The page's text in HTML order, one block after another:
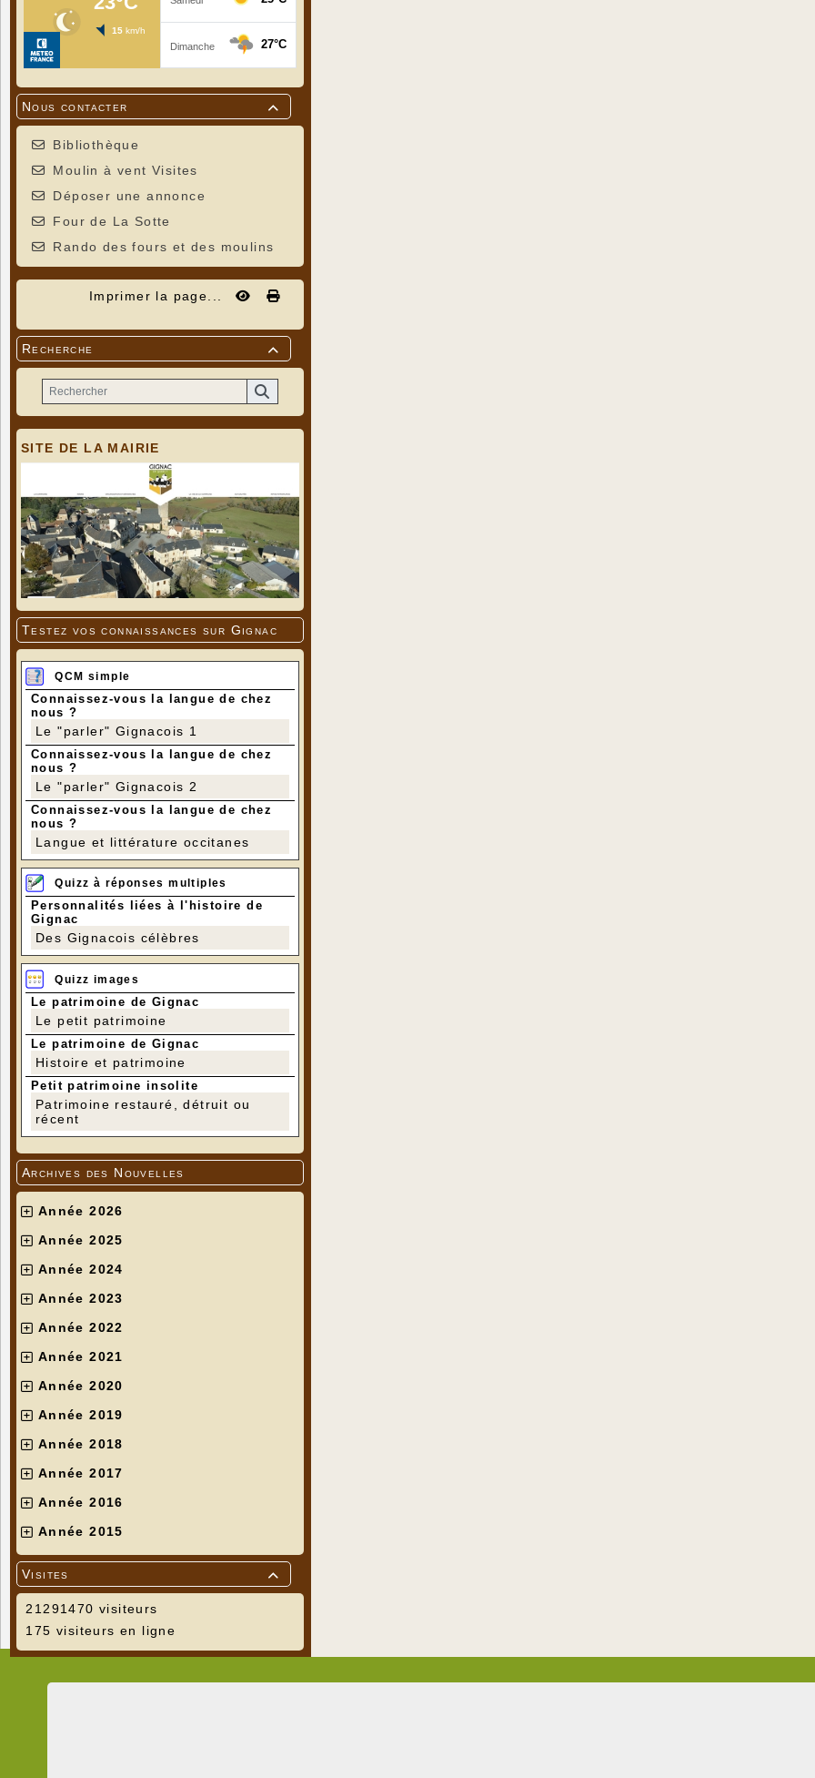

Nous contacter
Bibliothèque
Moulin à vent Visites
Déposer une annonce
Four de La Sotte
Rando des fours et des moulins
Imprimer la page...

Recherche
SITE DE LA MAIRIE
Testez vos connaissances sur Gignac
QCM simple
Connaissez-vous la langue de chez
nous ?
Le "parler" Gignacois 1
Connaissez-vous la langue de chez
nous ?
Le "parler" Gignacois 2
Connaissez-vous la langue de chez
nous ?
Langue et littérature occitanes
Quizz à réponses multiples
Personnalités liées à l'histoire de
Gignac
Des Gignacois célèbres
Quizz images
Le patrimoine de Gignac
Le petit patrimoine
Le patrimoine de Gignac
Histoire et patrimoine
Petit patrimoine insolite
Patrimoine restauré, détruit ou
récent
Archives des Nouvelles
Année 2026
Année 2025
Année 2024
Année 2023
Année 2022
Année 2021
Année 2020
Année 2019
Année 2018
Année 2017
Année 2016
Année 2015

Visites
21291470 visiteurs
175 visiteurs en ligne